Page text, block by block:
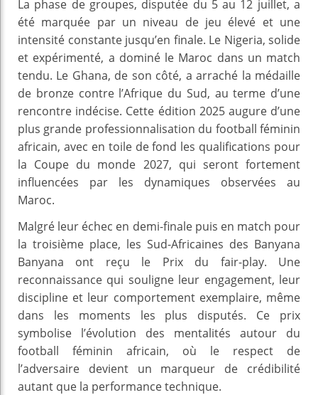
La phase de groupes, disputée du 5 au 12 juillet, a
été marquée par un niveau de jeu élevé et une
intensité constante jusqu’en finale. Le Nigeria, solide
et expérimenté, a dominé le Maroc dans un match
tendu. Le Ghana, de son côté, a arraché la médaille
de bronze contre l’Afrique du Sud, au terme d’une
rencontre indécise. Cette édition 2025 augure d’une
plus grande professionnalisation du football féminin
africain, avec en toile de fond les qualifications pour
la Coupe du monde 2027, qui seront fortement
influencées par les dynamiques observées au
Maroc.
Malgré leur échec en demi-finale puis en match pour
la troisième place, les Sud-Africaines des Banyana
Banyana ont reçu le Prix du fair-play. Une
reconnaissance qui souligne leur engagement, leur
discipline et leur comportement exemplaire, même
dans les moments les plus disputés. Ce prix
symbolise l’évolution des mentalités autour du
football féminin africain, où le respect de
l’adversaire devient un marqueur de crédibilité
autant que la performance technique.